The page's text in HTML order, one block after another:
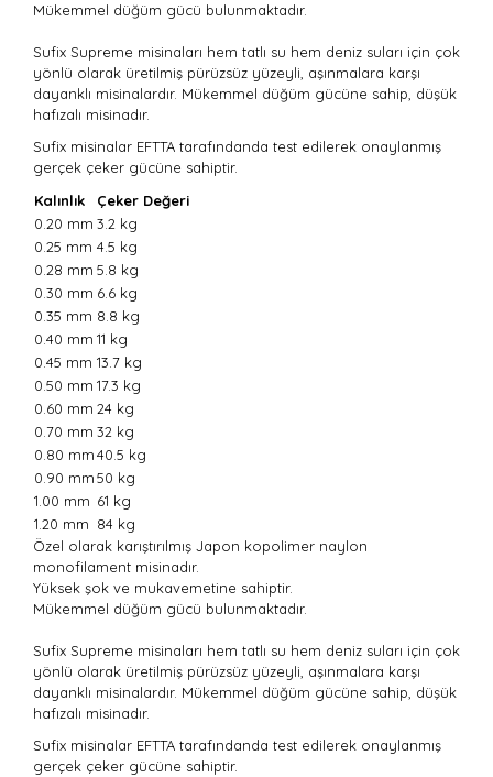
Mükemmel düğüm gücü bulunmaktadır.
Sufix Supreme misinaları hem tatlı su hem deniz suları için çok
yönlü olarak üretilmiş pürüzsüz yüzeyli, aşınmalara karşı
dayanklı misinalardır. Mükemmel düğüm gücüne sahip, düşük
hafızalı misinadır.
Sufix misinalar EFTTA tarafındanda test edilerek onaylanmış
gerçek çeker gücüne sahiptir.
Kalınlık
Çeker Değeri
0.20 mm 3.2 kg
0.25 mm 4.5 kg
0.28 mm 5.8 kg
0.30 mm 6.6 kg
0.35 mm 8.8 kg
0.40 mm 11 kg
0.45 mm 13.7 kg
0.50 mm 17.3 kg
0.60 mm 24 kg
0.70 mm 32 kg
0.80 mm40.5 kg
0.90 mm50 kg
1.00 mm 61 kg
1.20 mm 84 kg
Özel olarak karıştırılmış Japon kopolimer naylon
monofilament misinadır.
Yüksek şok ve mukavemetine sahiptir.
Mükemmel düğüm gücü bulunmaktadır.
Sufix Supreme misinaları hem tatlı su hem deniz suları için çok
yönlü olarak üretilmiş pürüzsüz yüzeyli, aşınmalara karşı
dayanklı misinalardır. Mükemmel düğüm gücüne sahip, düşük
hafızalı misinadır.
Sufix misinalar EFTTA tarafındanda test edilerek onaylanmış
gerçek çeker gücüne sahiptir.